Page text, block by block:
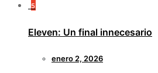
5
Eleven: Un final innecesario
enero 2, 2026